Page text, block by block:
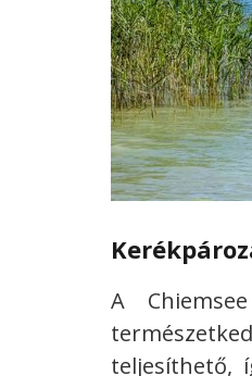
A
teljesíthető,